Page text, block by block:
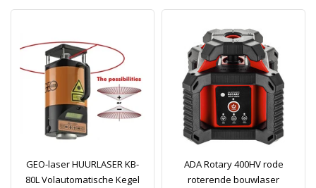
GEO-laser HUURLASER KB-
80L Volautomatische Kegel
ADA Rotary 400HV rode
roterende bouwlaser